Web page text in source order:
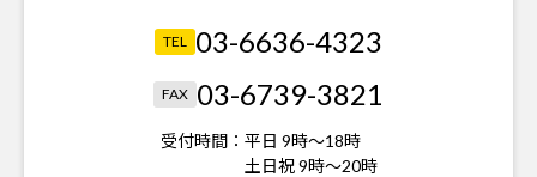
TEL 03-6636-4323
FAX 03-6739-3821
受付時間： 平日 9時～18時
土日祝 9時～20時